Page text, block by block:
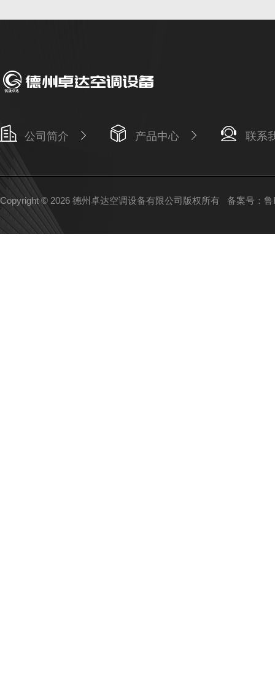
公司简介 产品中心 联系
Copyright © 2026 德州卓达空调设备有限公司版权所有 备案号：